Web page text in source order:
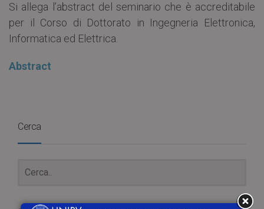
Si allega l’abstract del seminario che è accreditabile
per il Corso di Dottorato in Ingegneria Elettronica,
Informatica ed Elettrica.
Abstract
Cerca